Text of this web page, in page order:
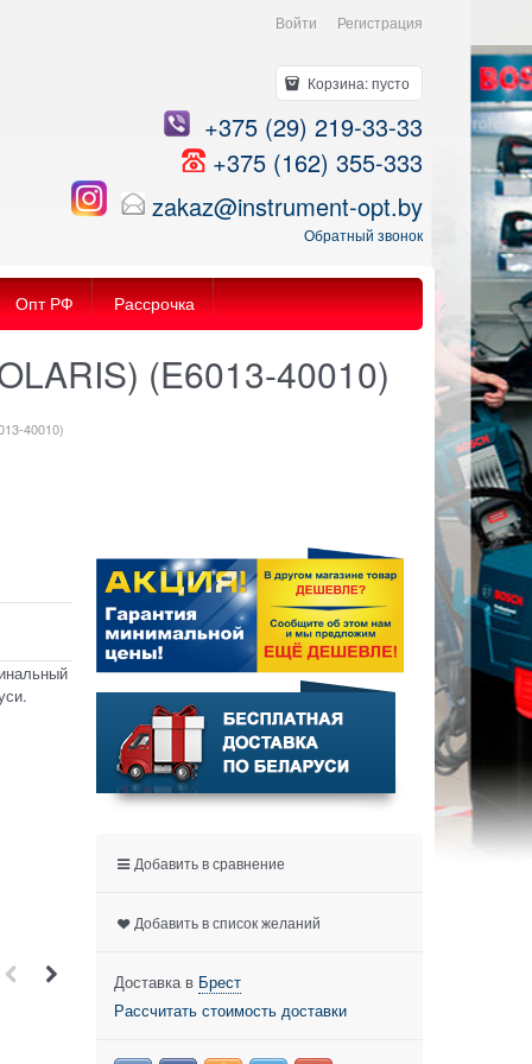
Войти Регистрация
Корзина:пусто
+375 (29) 219-33-33
+375 (162) 355-333
zakaz@instrument-opt.by
Обратный звонок
Опт РФ Рассрочка
(E6013-40010)
40010)
Добавить в сравнение
Добавить в список желаний
Доставка в Брест
Рассчитать стоимость доставки